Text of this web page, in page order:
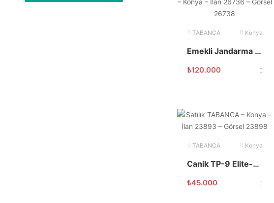
TABANCA Konya
Emekli Jandarma personelinden Browning
₺120.000
TABANCA Konya
Canik TP-9 Elite-S Combat Tungsten Pro 9x19mm
₺45.000